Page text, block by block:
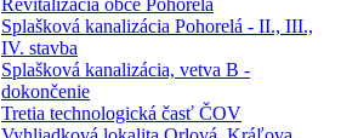
Revitalizácia obce Pohorelá
Splašková kanalizácia Pohorelá - II., III.,
IV. stavba
Splašková kanalizácia, vetva B -
dokončenie
Tretia technologická časť ČOV